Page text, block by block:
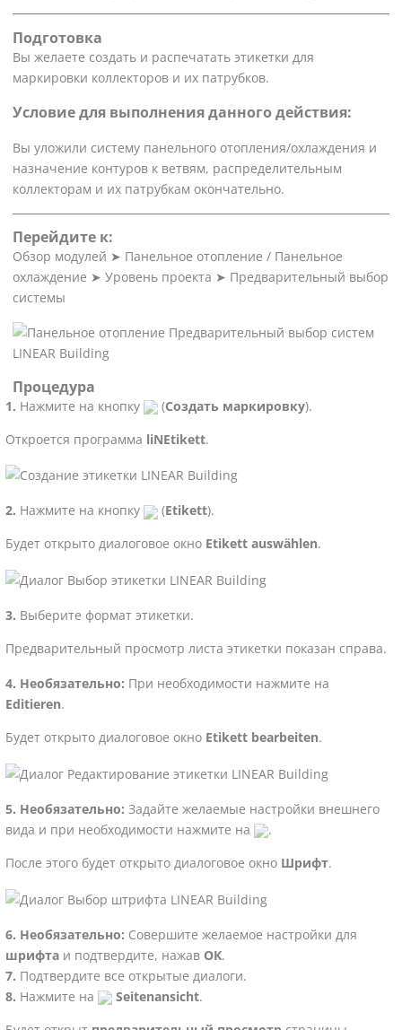
Подготовка
Вы желаете создать и распечатать этикетки для
маркировки коллекторов и их патрубков.
Условие для выполнения данного действия:
Вы уложили систему панельного отопления/охлаждения и
назначение контуров к ветвям, распределительным
коллекторам и их патрубкам окончательно.
Перейдите к:
Обзор модулей ➤ Панельное отопление / Панельное
охлаждение ➤ Уровень проекта ➤ Предварительный выбор
системы
Процедура
Нажмите на кнопку (Создать маркировку).
Откроется программа liNEtikett.
Нажмите на кнопку (Etikett).
Будет открыто диалоговое окно Etikett auswählen.
Выберите формат этикетки.
Предварительный просмотр листа этикетки показан справа.
Необязательно: При необходимости нажмите на
Editieren.
Будет открыто диалоговое окно Etikett bearbeiten.
Необязательно: Задайте желаемые настройки внешнего
вида и при необходимости нажмите на
.
После этого будет открыто диалоговое окно Шрифт.
Необязательно: Совершите желаемое настройки для
шрифта и подтвердите, нажав ОК.
Подтвердите все открытые диалоги.
Нажмите на
Seitenansicht.